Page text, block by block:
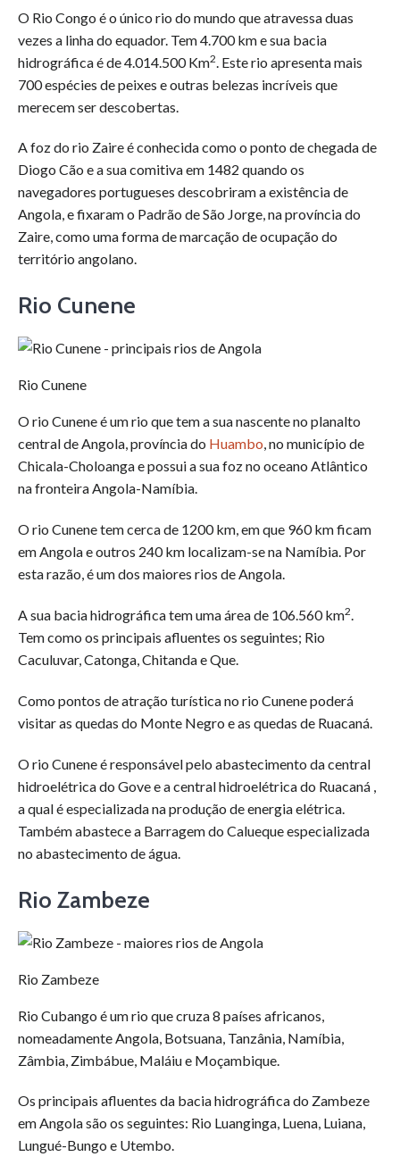
O Rio Congo é o único rio do mundo que atravessa duas
vezes a linha do equador. Tem 4.700 km e sua bacia
hidrográfica é de 4.014.500 Km2 . Este rio apresenta mais
700 espécies de peixes e outras belezas incríveis que
merecem ser descobertas.
A foz do rio Zaire é conhecida como o ponto de chegada de
Diogo Cão e a sua comitiva em 1482 quando os
navegadores portugueses descobriram a existência de
Angola, e fixaram o Padrão de São Jorge, na província do
Zaire, como uma forma de marcação de ocupação do
território angolano.
Rio Cunene
Rio Cunene
O rio Cunene é um rio que tem a sua nascente no planalto
central de Angola, província do Huambo, no município de
Chicala-Choloanga e possui a sua foz no oceano Atlântico
na fronteira Angola-Namíbia.
O rio Cunene tem cerca de 1200 km, em que 960 km ficam
em Angola e outros 240 km localizam-se na Namíbia. Por
esta razão, é um dos maiores rios de Angola.
A sua bacia hidrográfica tem uma área de 106.560 km2.
Tem como os principais afluentes os seguintes; Rio
Caculuvar, Catonga, Chitanda e Que.
Como pontos de atração turística no rio Cunene poderá
visitar as quedas do Monte Negro e as quedas de Ruacaná.
O rio Cunene é responsável pelo abastecimento da central
hidroelétrica do Gove e a central hidroelétrica do Ruacaná ,
a qual é especializada na produção de energia elétrica.
Também abastece a Barragem do Calueque especializada
no abastecimento de água.
Rio Zambeze
Rio Zambeze
Rio Cubango é um rio que cruza 8 países africanos,
nomeadamente Angola, Botsuana, Tanzânia, Namíbia,
Zâmbia, Zimbábue, Maláiu e Moçambique.
Os principais afluentes da bacia hidrográfica do Zambeze
em Angola são os seguintes: Rio Luanginga, Luena, Luiana,
Lungué-Bungo e Utembo.